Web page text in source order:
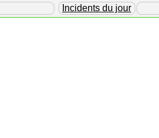
Incidents du jour